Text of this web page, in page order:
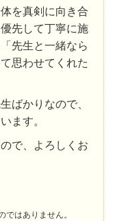
を真剣に向き合
先して丁寧に施
先生と一緒なら
思わせてくれた
ばかりなので、
ます。
で、よろしくお
はありません。